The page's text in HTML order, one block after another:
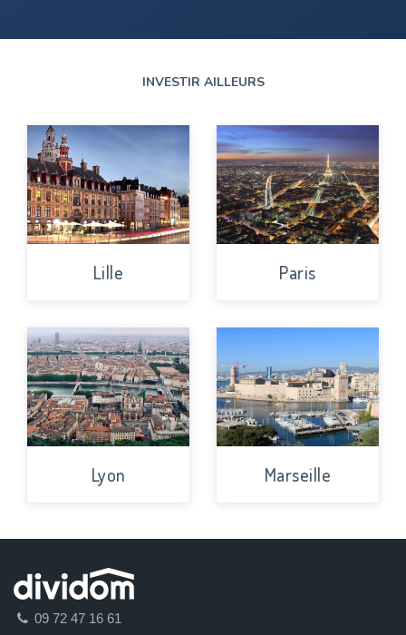
INVESTIR AILLEURS
Lille Paris
Lyon Marseille
09 72 47 16 61